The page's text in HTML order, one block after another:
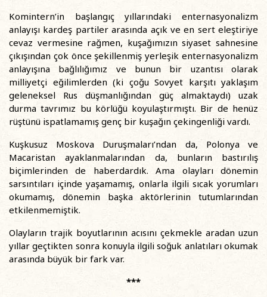
Komintern’in başlangıç yıllarındaki enternasyonalizm
anlayışı kardeş partiler arasında açık ve en sert eleştiriye
cevaz vermesine rağmen, kuşağımızın siyaset sahnesine
çıkışından çok önce şekillenmiş yerleşik enternasyonalizm
anlayışına bağlılığımız ve bunun bir uzantısı olarak
milliyetçi eğilimlerden (ki çoğu Sovyet karşıtı yaklaşım
geleneksel Rus düşmanlığından güç almaktaydı) uzak
durma tavrımız bu körlüğü koyulaştırmıştı. Bir de henüz
rüştünü ispatlamamış genç bir kuşağın çekingenliği vardı.
Kuşkusuz Moskova Duruşmaları’ndan da, Polonya ve
Macaristan ayaklanmalarından da, bunların bastırılış
biçimlerinden de haberdardık. Ama olayları dönemin
sarsıntıları içinde yaşamamış, onlarla ilgili sıcak yorumları
okumamış, dönemin başka aktörlerinin tutumlarından
etkilenmemiştik.
Olayların trajik boyutlarının acısını çekmekle aradan uzun
yıllar geçtikten sonra konuyla ilgili soğuk anlatıları okumak
arasında büyük bir fark var.
***